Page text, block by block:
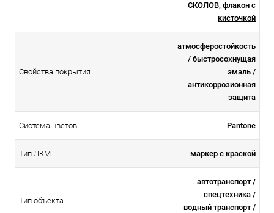
СКОЛОВ, флакон с
кисточкой
Свойства покрытия
атмосферостойкоcть
/ быстросохнущая
эмаль /
антикоррозионная
защита
Система цветов Pantone
Тип ЛКМ маркер с краской
Тип объекта
автотранспорт /
спецтехника /
водный транспорт /